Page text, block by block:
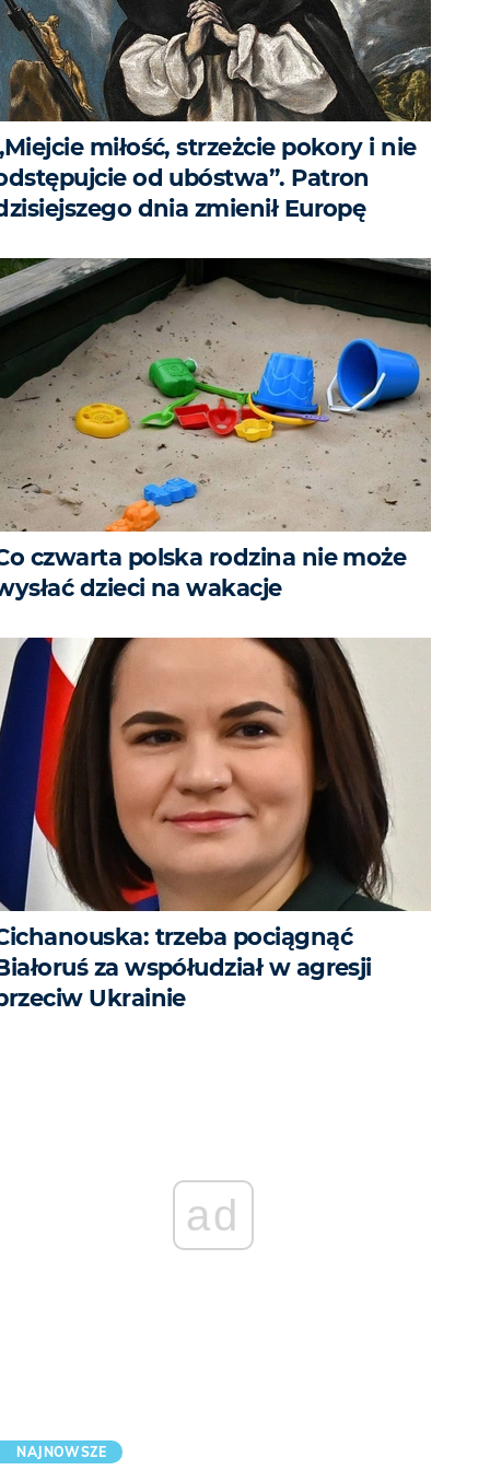
miłość, strzeżcie pokory i nie
od ubóstwa”. Patron
dnia zmienił Europę
czwarta polska rodzina nie może
dzieci na wakacje
trzeba pociągnąć
za współudział w agresji
Ukrainie
ad
NAJNOWSZE